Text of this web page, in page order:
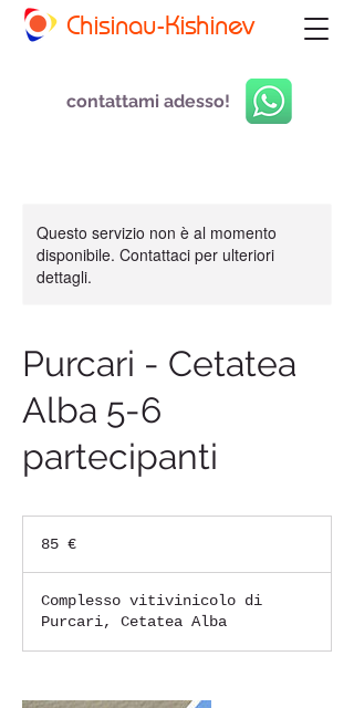
Chisinau-Kishinev
contattami adesso!
Questo servizio non è al momento
disponibile. Contattaci per ulteriori
dettagli.
Purcari - Cetatea
Alba 5-6
partecipanti
85 €
Complesso vitivinicolo di
Purcari, Cetatea Alba